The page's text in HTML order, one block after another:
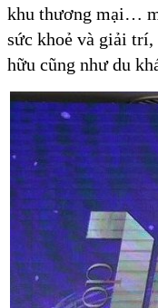
khu thương mại…
sức khoẻ và giải
hữu cũng như du